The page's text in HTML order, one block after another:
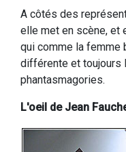
A côtés des
elle met en scène, et
qui comme la femme
différente et toujours
phantasmagories.
L'oeil de Jean